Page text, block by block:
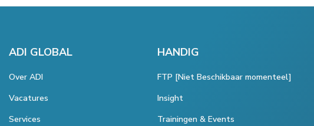
ADI GLOBAL
Over ADI
Vacatures
Services
HANDIG
FTP [Niet Beschikbaar momenteel]
Insight
Trainingen & Events